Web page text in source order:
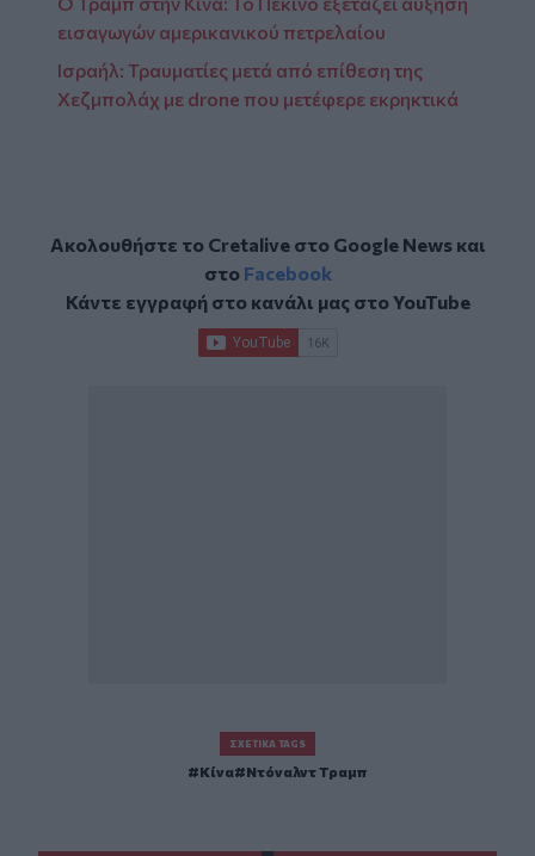
εισαγωγών αμερικανικού πετρελαίου
Ισραήλ: Τραυματίες μετά από επίθεση της
Χεζμπολάχ με drone που μετέφερε εκρηκτικά
Ακολουθήστε το Cretalive στο Google Newsκαι
στο Facebook
Κάντε εγγραφή στο κανάλι μας στοYouTube
ΣΧΕΤΙΚΆ TAGS
Κίνα Ντόναλντ Τραμπ